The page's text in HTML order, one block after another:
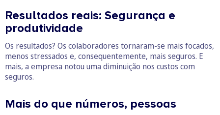
Resultados reais: Segurança e
produtividade
Os resultados? Os colaboradores tornaram-se mais focados,
menos stressados e, consequentemente, mais seguros. E
mais, a empresa notou uma diminuição nos custos com
seguros.
Mais do que números, pessoas